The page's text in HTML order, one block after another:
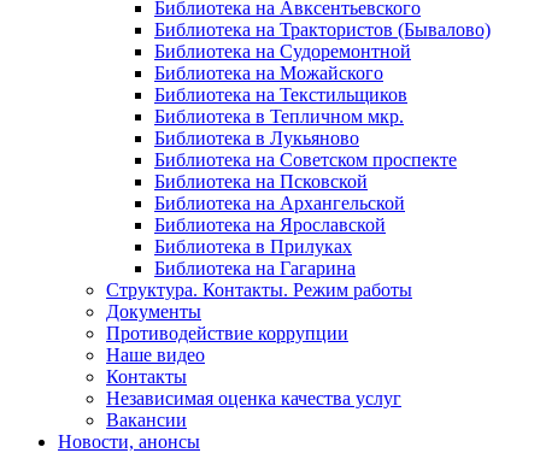
Библиотека на Авксентьевского
Библиотека на Трактористов (Бывалово)
Библиотека на Судоремонтной
Библиотека на Можайского
Библиотека на Текстильщиков
Библиотека в Тепличном мкр.
Библиотека в Лукьяново
Библиотека на Советском проспекте
Библиотека на Псковской
Библиотека на Архангельской
Библиотека на Ярославской
Библиотека в Прилуках
Библиотека на Гагарина
Структура. Контакты. Режим работы
Документы
Противодействие коррупции
Наше видео
Контакты
Независимая оценка качества услуг
Вакансии
Новости, анонсы